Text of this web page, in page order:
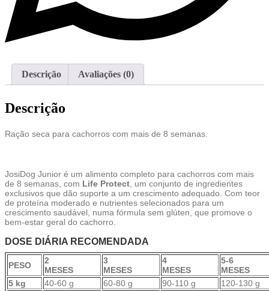
Descrição Avaliações (0)
Descrição
Ração seca para cachorros com mais de 8 semanas.
JosiDog Junior é um alimento completo para cachorros com mais
de 8 semanas, com Life Protect, um conjunto de ingredientes
exclusivos que dão suporte a um crescimento adequado. Com teor
de proteína moderado e nutrientes selecionados para um
crescimento saudável, numa fórmula sem glúten, que promove o
bem-estar geral do cachorro.
DOSE DIÁRIA RECOMENDADA
PESO
2
MESES
3
MESES
4
MESES
5-6
MESES
5 kg
40-60 g 60-80 g 90-110 g
120-130 g